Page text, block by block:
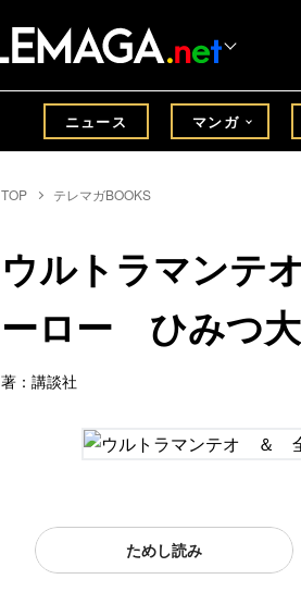
ニュース マンガ
TOP テレマガBOOKS
ウルトラマン
ーロー ひみつ
著：講談社
ためし読み